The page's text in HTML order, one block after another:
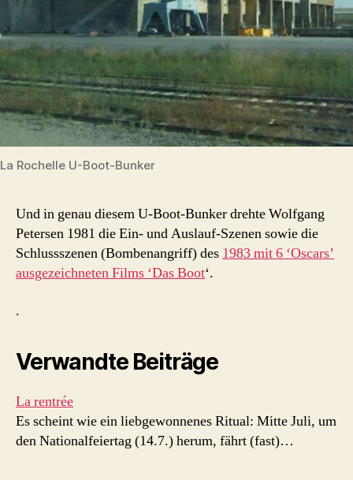
La Rochelle U-Boot-Bunker
Und in genau diesem U-Boot-Bunker drehte Wolfgang
Petersen 1981 die Ein- und Auslauf-Szenen sowie die
Schlussszenen (Bombenangriff) des 1983 mit 6 ‘Oscars’
ausgezeichneten Films ‘Das Boot‘.
.
Verwandte Beiträge
La rentrée
Es scheint wie ein liebgewonnenes Ritual: Mitte Juli, um
den Nationalfeiertag (14.7.) herum, fährt (fast)…